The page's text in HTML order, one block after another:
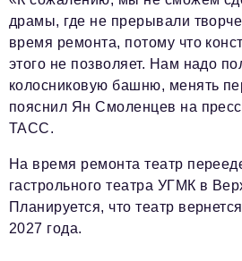
драмы, где не прерывали
время ремонта, потому что
этого не позволяет. Нам надо
колосниковую башню, менять
пояснил Ян Смоленцев на
ТАСС.
На время ремонта театр
гастрольного театра УГМК в
Планируется, что театр
2027 года.